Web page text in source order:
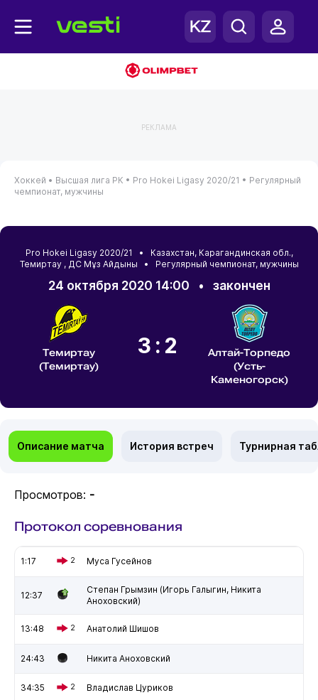
РЕКЛАМА
Хоккей • Высшая лига РК • Pro Hokei Ligasy 2020/21 • Регулярный
чемпионат, мужчины
Pro Hokei Ligasy 2020/21 • Казахстан, Карагандинская обл.,
Темиртау, ДС Мұз Айдыны • Регулярный чемпионат, мужчины
24 октября 2020 14:00 • закончен
Темиртау
(Темиртау)
3:2
Алтай-Торпедо
(Усть-
Каменогорск)
Описание матча История встреч Турнирная
Просмотров: -
Протокол соревнования
1:17 2 Муса Гусейнов
12:37
Степан Грымзин (Игорь Галыгин, Никита
Аноховский)
13:48 2 Анатолий Шишов
24:43 Никита Аноховский
34:35 2 Владислав Цуриков